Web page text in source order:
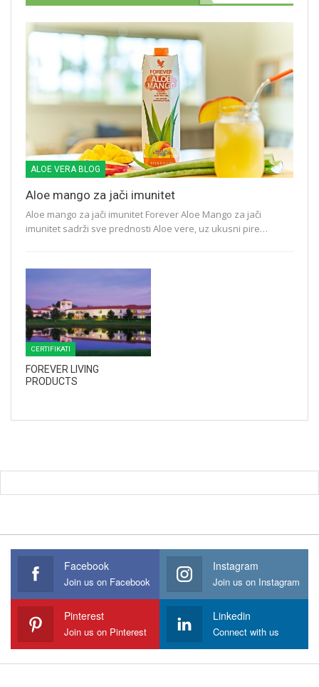
ALOE VERA BLOG
Aloe mango za jači imunitet
Aloe mango za jači imunitet Forever Aloe Mango za jači
imunitet sadrži sve prednosti Aloe vere, uz ukusni pire…
CERTIFIKATI
FOREVER LIVING
PRODUCTS
Facebook
Join us on Facebook
Instagram
Join us on Instagram
Pinterest
Join us on Pinterest
Linkedin
Connect with us